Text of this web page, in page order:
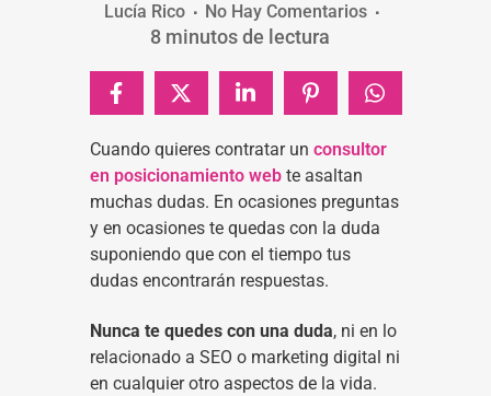
Lucía Rico
No Hay Comentarios
8 minutos de lectura
Cuando quieres contratar un consultor
en posicionamiento webte asaltan
muchas dudas. En ocasiones preguntas
y en ocasiones te quedas con la duda
suponiendo que con el tiempo tus
dudas encontrarán respuestas.
Nunca te quedes con una duda, ni en lo
relacionado a SEO o marketing digital ni
en cualquier otro aspectos de la vida.